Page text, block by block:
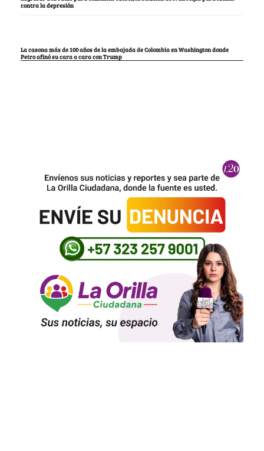
contra la depresión
La casona más de 100 años de la embajada de Colombia en Washington donde
Petro afinó su cara a cara con Trump